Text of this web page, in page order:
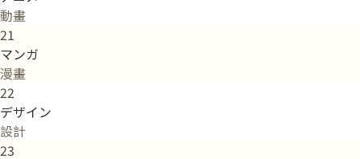
動畫
21
マンガ
漫畫
22
デザイン
設計
23